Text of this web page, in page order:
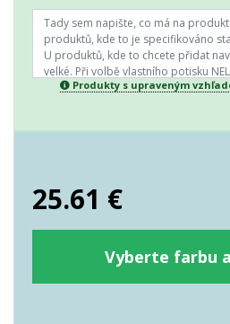
Produkty s upraveným
25.61 €
Vyberte farbu